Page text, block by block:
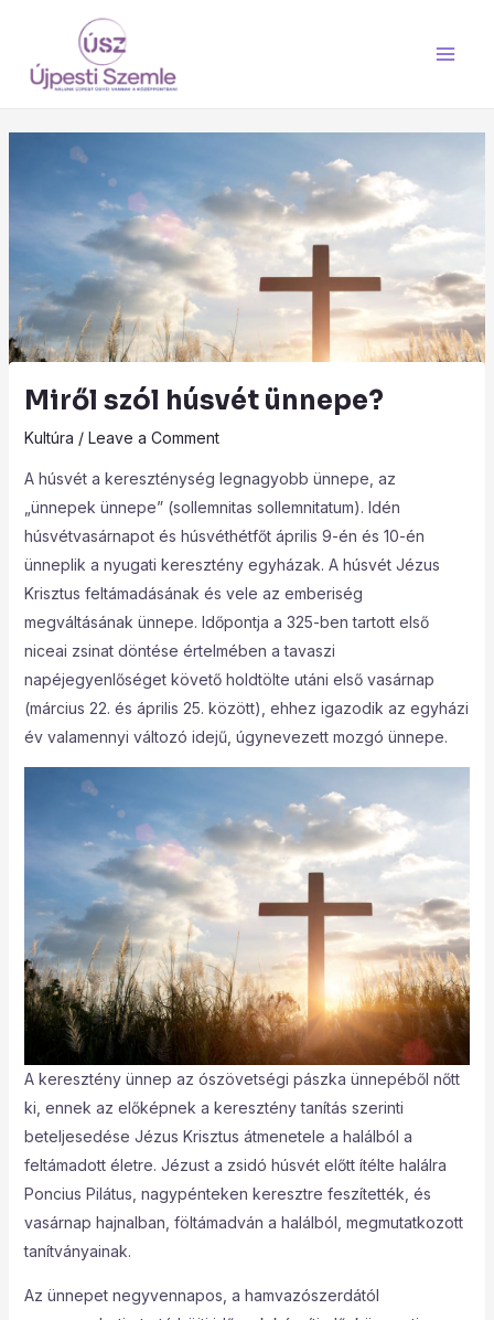
content
Miről szól húsvét ünnepe?
Kultúra / Leave a Comment
A húsvét a kereszténység legnagyobb ünnepe, az
„ünnepek ünnepe” (sollemnitas sollemnitatum). Idén
húsvétvasárnapot és húsvéthétfőt április 9-én és 10-én
ünneplik a nyugati keresztény egyházak. A húsvét Jézus
Krisztus feltámadásának és vele az emberiség
megváltásának ünnepe. Időpontja a 325-ben tartott első
niceai zsinat döntése értelmében a tavaszi
napéjegyenlőséget követő holdtölte utáni első vasárnap
(március 22. és április 25. között), ehhez igazodik az egyházi
év valamennyi változó idejű, úgynevezett mozgó ünnepe.
A keresztény ünnep az ószövetségi pászka ünnepéből nőtt
ki, ennek az előképnek a keresztény tanítás szerinti
beteljesedése Jézus Krisztus átmenetele a halálból a
feltámadott életre. Jézust a zsidó húsvét előtt ítélte halálra
Poncius Pilátus, nagypénteken keresztre feszítették, és
vasárnap hajnalban, föltámadván a halálból, megmutatkozott
tanítványainak.
Az ünnepet negyvennapos, a hamvazószerdától